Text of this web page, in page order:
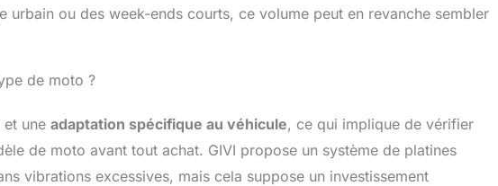
urbain ou des week-ends courts, ce volume peut en revanche sembler
de moto ?
et une adaptation spécifique au véhicule, ce qui implique de vérifier
de moto avant tout achat. GIVI propose un système de platines
vibrations excessives, mais cela suppose un investissement